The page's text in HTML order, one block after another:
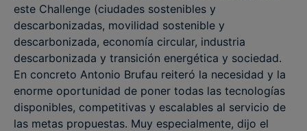
este Challenge (ciudades sostenibles y
descarbonizadas, movilidad sostenible y
descarbonizada, economía circular, industria
descarbonizada y transición energética y sociedad.
En concreto Antonio Brufau reiteró la necesidad y la
enorme oportunidad de poner todas las tecnologías
disponibles, competitivas y escalables al servicio de
las metas propuestas. Muy especialmente, dijo el